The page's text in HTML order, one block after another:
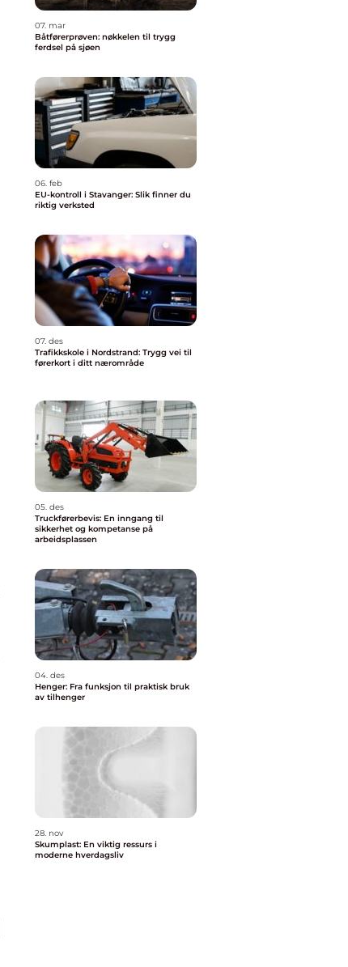
07. mar
Båtførerprøven: nøkkelen til trygg
ferdsel på sjøen
06. feb
EU-kontroll i Stavanger: Slik finner du
riktig verksted
07. des
Trafikkskole i Nordstrand: Trygg vei til
førerkort i ditt nærområde
05. des
Truckførerbevis: En inngang til
sikkerhet og kompetanse på
arbeidsplassen
04. des
Henger: Fra funksjon til praktisk bruk
av tilhenger
28. nov
Skumplast: En viktig ressurs i
moderne hverdagsliv